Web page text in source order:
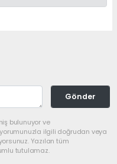
Gönder
bulunuyor ve
ilgili doğrudan veya
Yazılan tüm
tutulamaz.